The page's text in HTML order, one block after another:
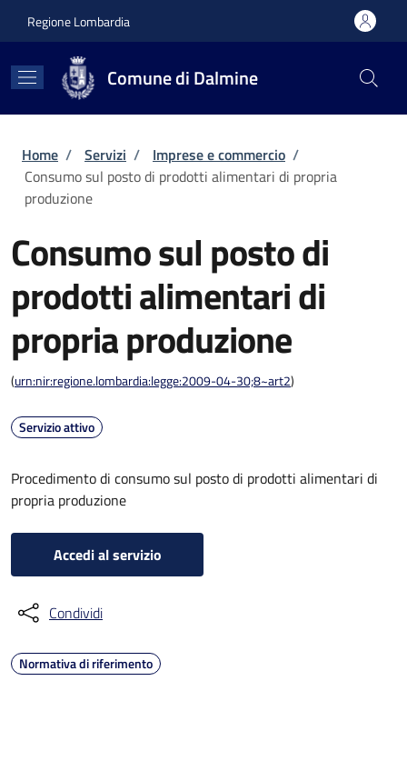
Regione Lombardia
Comune di Dalmine
Briciole di pane
Home / Servizi / Imprese e commercio /
Consumo sul posto di prodotti alimentari di propria
produzione
Consumo sul posto di
prodotti alimentari di
propria produzione
(urn:nir:regione.lombardia:legge:2009-04-30;8~art2)
Servizio attivo
Procedimento di consumo sul posto di prodotti alimentari di
propria produzione
Accedi al servizio
Condividi
Normativa di riferimento